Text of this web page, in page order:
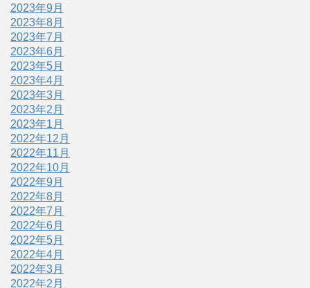
2023年9月
2023年8月
2023年7月
2023年6月
2023年5月
2023年4月
2023年3月
2023年2月
2023年1月
2022年12月
2022年11月
2022年10月
2022年9月
2022年8月
2022年7月
2022年6月
2022年5月
2022年4月
2022年3月
2022年2月